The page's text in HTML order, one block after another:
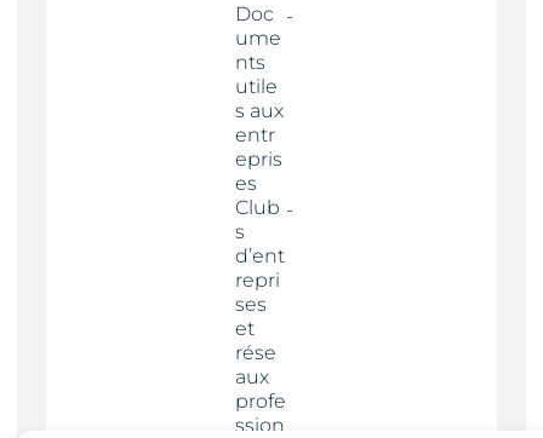
Doc
ume
nts
utile
s aux
entr
epris
es
Club
s
d’ent
repri
ses
et
rése
aux
profe
ssion